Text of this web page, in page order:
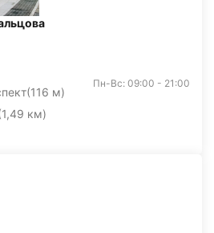
(116 м)
км)
Пн-Вс: 09:00 - 21:00